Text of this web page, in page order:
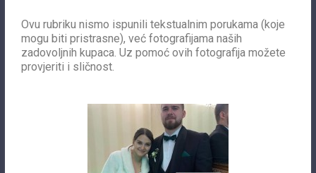
Ovu rubriku nismo ispunili tekstualnim porukama (koje
mogu biti pristrasne), već fotografijama naših
zadovoljnih kupaca. Uz pomoć ovih fotografija možete
provjeriti i sličnost.